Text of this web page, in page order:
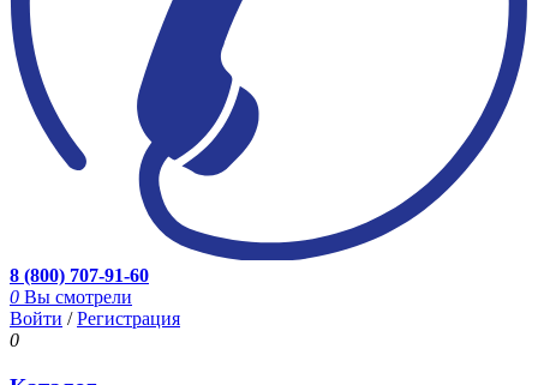
8 (800) 707-91-60
0 Вы смотрели
Войти /Регистрация
0